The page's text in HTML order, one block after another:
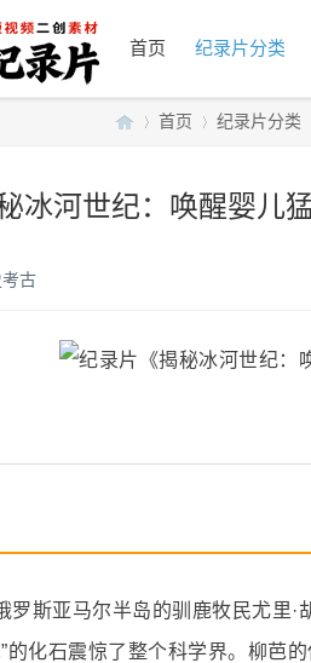
首页 纪录片分类
暴
雪
»
首页
›
纪录片分类
›
冰河世纪：唤醒婴儿
古
罗斯亚马尔半岛的驯鹿牧民尤里
的化石震惊了整个科学界。柳芭